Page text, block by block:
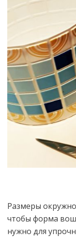
Размеры
чтобы форма
нужно для